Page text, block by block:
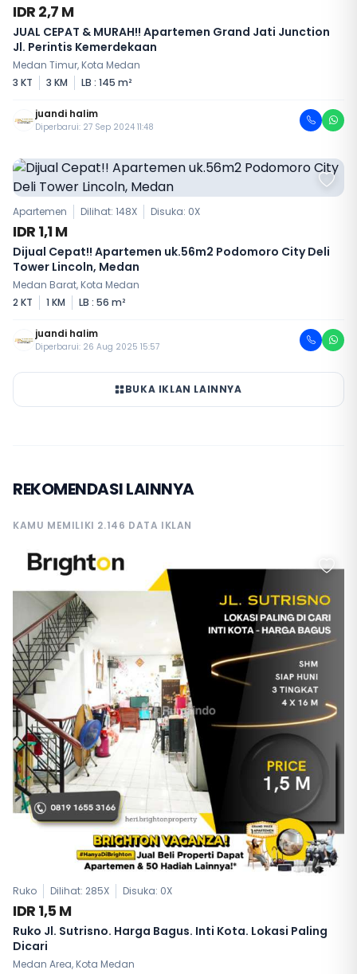
IDR 2,7 M
JUAL CEPAT & MURAH!! Apartemen Grand Jati Junction
Jl. Perintis Kemerdekaan
Medan Timur, Kota Medan
3 KT
3 KM LB : 145 m²
juandi halim
Diperbarui: 27 Sep 2024 11:48
Apartemen Dilihat: 148X Disuka: 0X
IDR 1,1 M
Dijual Cepat!! Apartemen uk.56m2 Podomoro City Deli
Tower Lincoln, Medan
Medan Barat, Kota Medan
2 KT
1 KM LB : 56 m²
juandi halim
Diperbarui: 26 Aug 2025 15:57
BUKA IKLAN LAINNYA
REKOMENDASI LAINNYA
KAMU MEMILIKI 2.146 DATA IKLAN
Ruko Dilihat: 285X Disuka: 0X
IDR 1,5 M
Ruko Jl. Sutrisno. Harga Bagus. Inti Kota. Lokasi Paling
Dicari
Medan Area, Kota Medan